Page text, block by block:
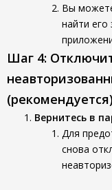
Вы
найти его
Шаг 4:
Вернитесь в
Для
снова